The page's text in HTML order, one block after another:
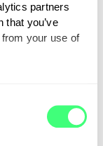
partners
that you’ve
from your use of
uw
de
is